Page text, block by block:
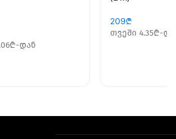
დან
209₾
თვეში 4.35₾-